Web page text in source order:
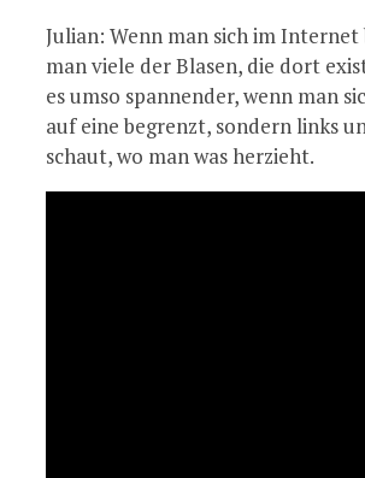
Julian: Wenn man sich im
man viele der Blasen, die dort
es umso spannender, wenn man
auf eine begrenzt, sondern links
schaut, wo man was herzieht.